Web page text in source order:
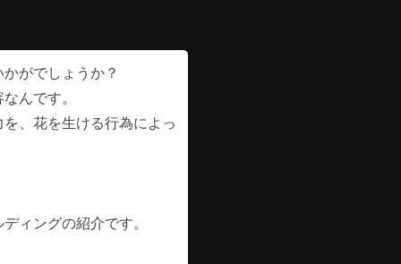
がでしょうか？
んです。
、花を生ける行為によっ
ィングの紹介です。